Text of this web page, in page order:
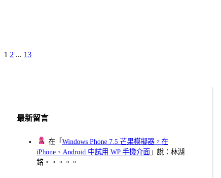
文
Page
1 Page
2 ... Page
13Next
最新留言
在「Windows Phone 7.5 芒果模擬器，在
iPhone、Android 中試用 WP 手機介面 」說：林湖
銘。。。。。